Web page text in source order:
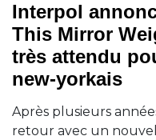
Interpol
This Mirror
très attendu
new-yorkais
Après plusieurs
retour avec un